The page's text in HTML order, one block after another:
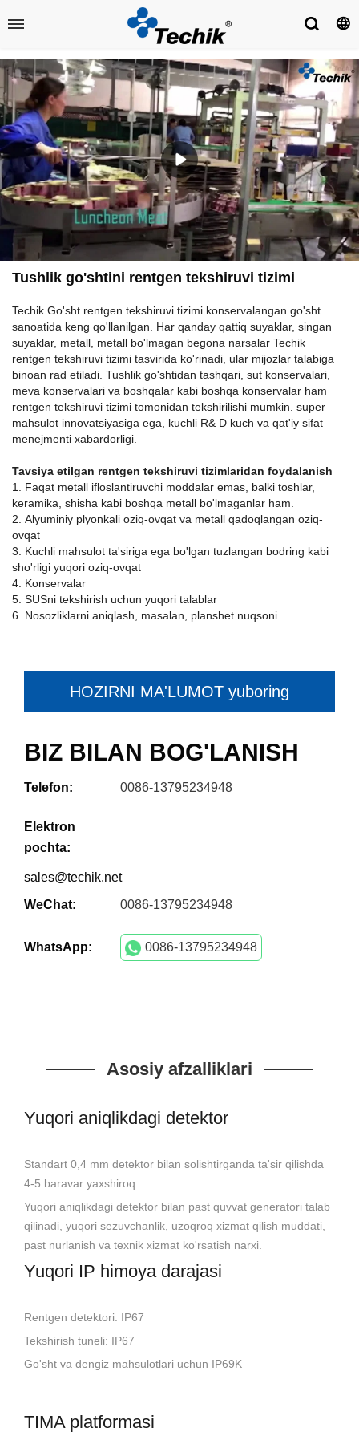
Tushlik go'shtini rentgen tekshiruvi tizimi
Techik Go'sht rentgen tekshiruvi tizimi konservalangan go'sht
sanoatida keng qo'llanilgan. Har qanday qattiq suyaklar, singan
suyaklar, metall, metall bo'lmagan begona narsalar Techik
rentgen tekshiruvi tizimi tasvirida ko'rinadi, ular mijozlar talabiga
binoan rad etiladi. Tushlik go'shtidan tashqari, sut konservalari,
meva konservalari va boshqalar kabi boshqa konservalar ham
rentgen tekshiruvi tizimi tomonidan tekshirilishi mumkin. super
mahsulot innovatsiyasiga ega, kuchli R& D kuch va qat'iy sifat
menejmenti xabardorligi.
Tavsiya etilgan rentgen tekshiruvi tizimlaridan foydalanish
1. Faqat metall ifloslantiruvchi moddalar emas, balki toshlar,
keramika, shisha kabi boshqa metall bo'lmaganlar ham.
2. Alyuminiy plyonkali oziq-ovqat va metall qadoqlangan oziq-
ovqat
3. Kuchli mahsulot ta'siriga ega bo'lgan tuzlangan bodring kabi
sho'rligi yuqori oziq-ovqat
4. Konservalar
5. SUSni tekshirish uchun yuqori talablar
6. Nosozliklarni aniqlash, masalan, planshet nuqsoni.
HOZIRNI MA'LUMOT yuboring
BIZ BILAN BOG'LANISH
Telefon: 0086-13795234948
Elektron
pochta:
sales@techik.net
WeChat:
0086-13795234948
WhatsApp: 0086-13795234948
Asosiy afzalliklari
Yuqori aniqlikdagi detektor
Standart 0,4 mm detektor bilan solishtirganda ta'sir qilishda
4-5 baravar yaxshiroq
Yuqori aniqlikdagi detektor bilan past quvvat generatori talab
qilinadi, yuqori sezuvchanlik, uzoqroq xizmat qilish muddati,
past nurlanish va texnik xizmat ko'rsatish narxi.
Yuqori IP himoya darajasi
Rentgen detektori: IP67
Tekshirish tuneli: IP67
Go'sht va dengiz mahsulotlari uchun IP69K
TIMA platformasi